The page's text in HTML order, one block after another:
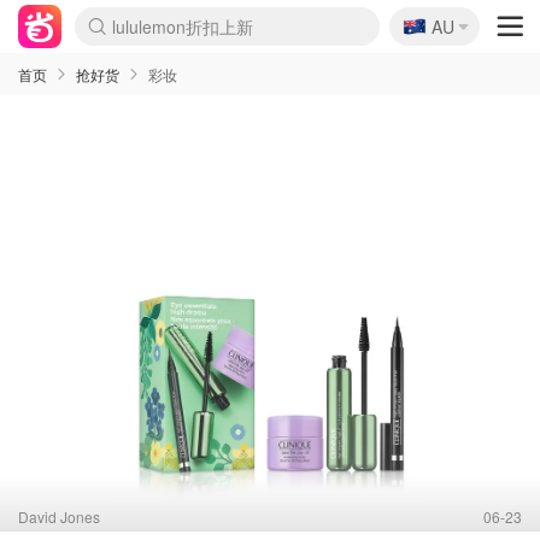
lululemon折扣上新
Sasa美妆护肤3.5折
SSENSE年中2.5折
FreshBeauty好价汇总
Cettire降价+叠9折
WWS Coles超市实拍
viagogo二手票捡漏
Myer超级周末
The Outnet奢牌1折起
David Jones 3折起
Flannels大牌1折
Perfumes Club护肤1折
AMIRO面罩$251
Amazon折扣汇总
eToro入金$200送$50
Amazon数码好物
ICONIC本周7.5折
ThedoubleF高奢地板价
Moose Knuckles 6折
EUFY摄像头$98
Selenichast首饰2折
Trip机票酒店促销
YSL送5件彩妆礼
Amazon家居好物
Amazon美妆护肤
雅漾大喷$8
过敏原检测盒$33
科颜氏高保湿面霜$29
SEALIFE海洋馆门票6折
丝塔芙大白罐$16
订阅Newsletter送香薰
Cult Beauty 6.8折
Harrods圣诞日历$525
LN-CC奢牌私促3折
d'Alba空姐喷雾$16
EVE LOM套装£56
Bernardelli独家4折
Adore Beauty 6折起
CT圣诞日历
Mytheresa奢品2.7折
Luxury Escapes 9折
Currentbody美容仪$881
MOON Garden Live
Roborock扫地机$649
Tingo Life水杯$24
Valentino官网5折
CR洗护套装$23
修丽可4件套$159
Myer彩妆2件7折
GANNI官网4.5折
Stylevana韩妆4折
Tessabit高奢8.5折
OGX洗发水$11
Amazon阿德莱德次日达
卡诗8.5折+赠礼
Philips Hue灯具8折
🇦🇺
AU
首页 抢好货 彩妆
David Jones 06-23